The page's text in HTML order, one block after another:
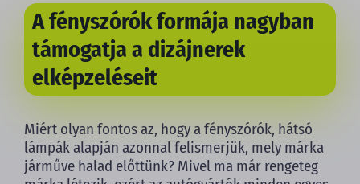
A fényszórók formája nagyban
támogatja a dizájnerek
elképzeléseit
Miért olyan fontos az, hogy a fényszórók, hátsó
lámpák alapján azonnal felismerjük, mely márka
járműve halad előttünk? Mivel ma már rengeteg